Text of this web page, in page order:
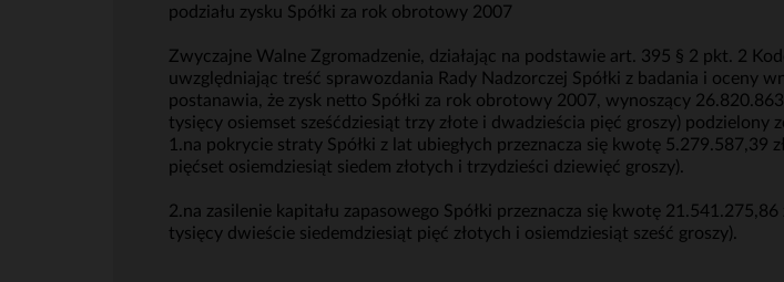
podziału zysku Spółki za rok obrotowy 2007
Zwyczajne Walne Zgromadzenie, działając na podstawie art. 395 § 2 pkt. 2
uwzględniając treść sprawozdania Rady Nadzorczej Spółki z badania i oceny
postanawia, że zysk netto Spółki za rok obrotowy 2007, wynoszący
tysięcy osiemset sześćdziesiąt trzy złote i dwadzieścia pięć groszy) podzielony
1.na pokrycie straty Spółki z lat ubiegłych przeznacza się kwotę
pięćset osiemdziesiąt siedem złotych i trzydzieści dziewięć groszy).
2.na zasilenie kapitału zapasowego Spółki przeznacza się kwotę
tysięcy dwieście siedemdziesiąt pięć złotych i osiemdziesiąt sześć groszy).